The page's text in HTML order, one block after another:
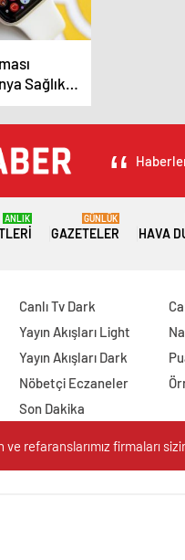
Sağlık
ANLIK
GAZETELER
GÜNLÜK
HAVA
Canlı Tv Dark
Yayın Akışları Light
Yayın Akışları Dark
Nöbetçi Eczaneler
Son Dakika
refaranslarımız firmaları